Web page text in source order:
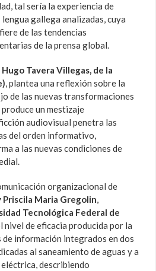
tal sería la experiencia de
gallega analizadas, cuya
de las tendencias
de la prensa global.
Hugo Tavera Villegas, de la
, plantea una reflexión sobre la
de las nuevas transformaciones
un mestizaje
audiovisual penetra las
del orden informativo,
a las nuevas condiciones de
organizacional de
Maria Gregolin,
Tecnológica Federal de
nivel de eficacia producida por la
de información integrados en dos
al saneamiento de aguas y a
describiendo